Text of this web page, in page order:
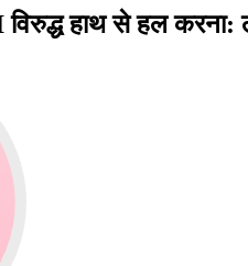
हाथ से हल करना: